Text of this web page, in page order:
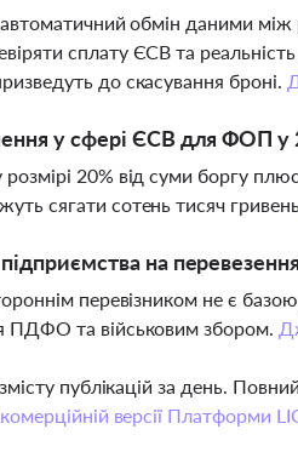
обмін даними
сплату ЄСВ та
до скасування броні.
у сфері ЄСВ для ФОП у
20% від суми боргу
сягати сотень тисяч
на
перевізником не є
ПДФО та військовим збором.
публікацій за день.
комерційній версії Платформи